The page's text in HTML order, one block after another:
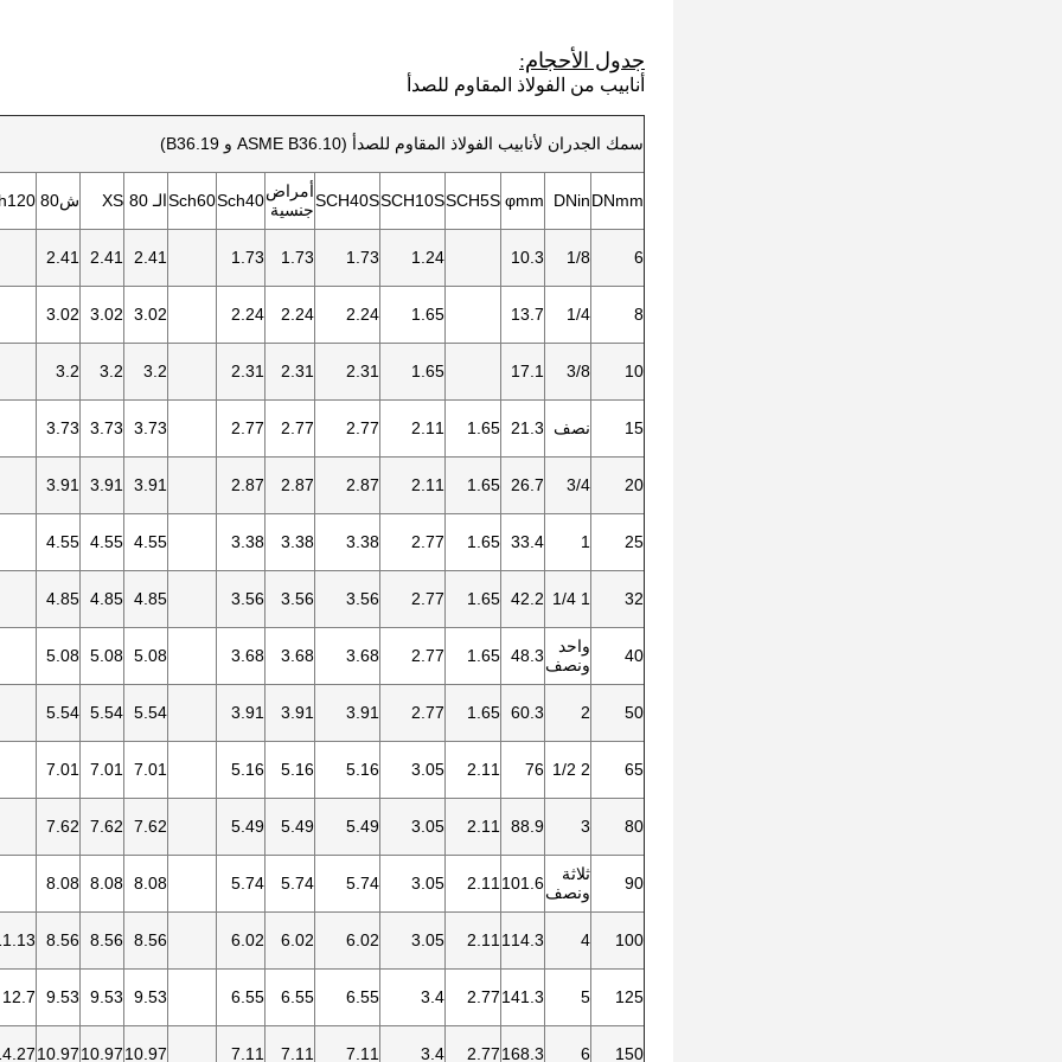
جدول الأحجام:
أنابيب من الفولاذ المقاوم للصدأ
سمك الجدران لأنابيب الفولاذ المقاوم للصدأ (ASME B36.10 و B36.19)
DNmm
DNin
φmm
SCH5S
SCH10S
SCH40Sأمراض
جنسية Sch40
Sch60الـ 80 XS ش80
6
1/8
10.3
1.24
1.73
1.73
1.73
2.41
2.41
2.41
8
1/4
13.7
1.65
2.24
2.24
2.24
3.02
3.02
3.02
10
3/8
17.1
1.65
2.31
2.31
2.31
3.2
3.2
3.2
15 نصف 21.3
1.65
2.11
2.77
2.77
2.77
3.73
3.73
3.73
20
3/4
26.7
1.65
2.11
2.87
2.87
2.87
3.91
3.91
3.91
25
1
33.4
1.65
2.77
3.38
3.38
3.38
4.55
4.55
4.55
32
1 1/4
42.2
1.65
2.77
3.56
3.56
3.56
4.85
4.85
4.85
40
واحد
ونصف48.3
1.65
2.77
3.68
3.68
3.68
5.08
5.08
5.08
50
2
60.3
1.65
2.77
3.91
3.91
3.91
5.54
5.54
5.54
65
2 1/2
76
2.11
3.05
5.16
5.16
5.16
7.01
7.01
7.01
80
3
88.9
2.11
3.05
5.49
5.49
5.49
7.62
7.62
7.62
90
ثلاثة
ونصف101.6
2.11
3.05
5.74
5.74
5.74
8.08
8.08
8.08
100
4
114.3
2.11
3.05
6.02
6.02
6.02
8.56
8.56
8.56
125
5
141.3
2.77
3.4
6.55
6.55
6.55
9.53
9.53
9.53
12.7
150
6
168.3
2.77
3.4
7.11
7.11
7.11
10.97
10.97
10.97